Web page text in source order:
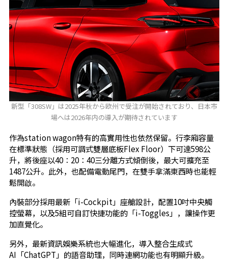
新型「308SW」は2025年秋から欧州で受注が開始されており、日本市
場へは2026年内の導入が期待されています
作為station wagon特有的高實用性也依然保留。行李廂容量
在標準狀態（採用可調式雙層底板Flex Floor）下可達598公
升，將後座以40：20：40三分離方式傾倒後，最大可擴充至
1487公升。此外，也配備電動尾門，在雙手拿滿東西時也能輕
鬆開啟。
內裝部分採用最新「i-Cockpit」座艙設計，配置10吋中央觸
控螢幕，以及5組可自訂快捷功能的「i-Toggles」，讓操作更
加直覺化。
另外，最新資訊娛樂系統也大幅進化，導入整合生成式
AI「ChatGPT」的語音助理，同時連網功能也有明顯升級。